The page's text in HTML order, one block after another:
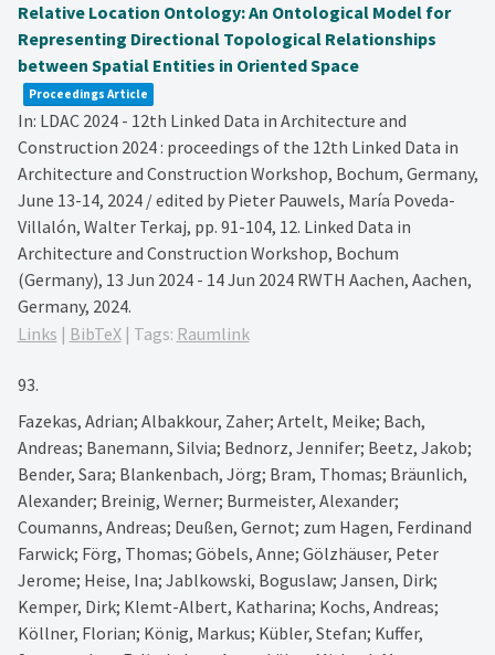
Relative Location Ontology: An Ontological Model for
Representing Directional Topological Relationships
between Spatial Entities in Oriented Space
Proceedings Article
In: LDAC 2024 - 12th Linked Data in Architecture and
Construction 2024 : proceedings of the 12th Linked Data in
Architecture and Construction Workshop, Bochum, Germany,
June 13-14, 2024 / edited by Pieter Pauwels, María Poveda-
Villalón, Walter Terkaj, pp. 91-104, 12. Linked Data in
Architecture and Construction Workshop, Bochum
(Germany), 13 Jun 2024 - 14 Jun 2024 RWTH Aachen, Aachen,
Germany, 2024.
Links | BibTeX| Tags: Raumlink
93.
Fazekas, Adrian; Albakkour, Zaher; Artelt, Meike; Bach,
Andreas; Banemann, Silvia; Bednorz, Jennifer; Beetz, Jakob;
Bender, Sara; Blankenbach, Jörg; Bram, Thomas; Bräunlich,
Alexander; Breinig, Werner; Burmeister, Alexander;
Coumanns, Andreas; Deußen, Gernot; zum Hagen, Ferdinand
Farwick; Förg, Thomas; Göbels, Anne; Gölzhäuser, Peter
Jerome; Heise, Ina; Jablkowski, Boguslaw; Jansen, Dirk;
Kemper, Dirk; Klemt-Albert, Katharina; Kochs, Andreas;
Köllner, Florian; König, Markus; Kübler, Stefan; Kuffer,